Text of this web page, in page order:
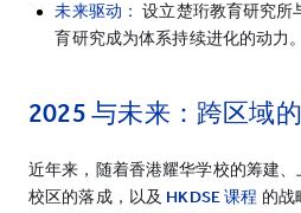
未来驱动： 设立楚珩教育研究所
育研究成为体系持续进化的动力。
2025与未来：跨区域
近年来，随着香港耀华学校的筹建
校区的落成，以及 HKDSE课程 的战